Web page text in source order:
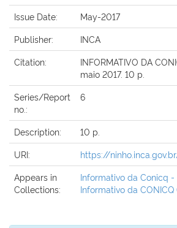
Issue Date:
May-2017
Publisher:
INCA
Citation:
INFORMATIVO DA
maio 2017. 10 p.
Series/Report
no.:
6
Description:
10 p.
URI:
https://
Appears in
Collections:
Informativo da Conicq -
Informativo da